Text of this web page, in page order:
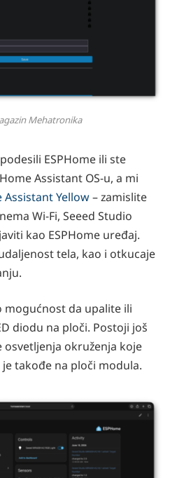
Mehatronika
ESPHome ili ste
Assistant OS-u, a mi
Assistant Yellow– zamislite
nema Wi-Fi, Seeed Studio
kao ESPHome uređaj.
tela, kao i otkucaje
mogućnost da upalite ili
diodu na ploči. Postoji još
osvetljenja okruženja koje
takođe na ploči modula.